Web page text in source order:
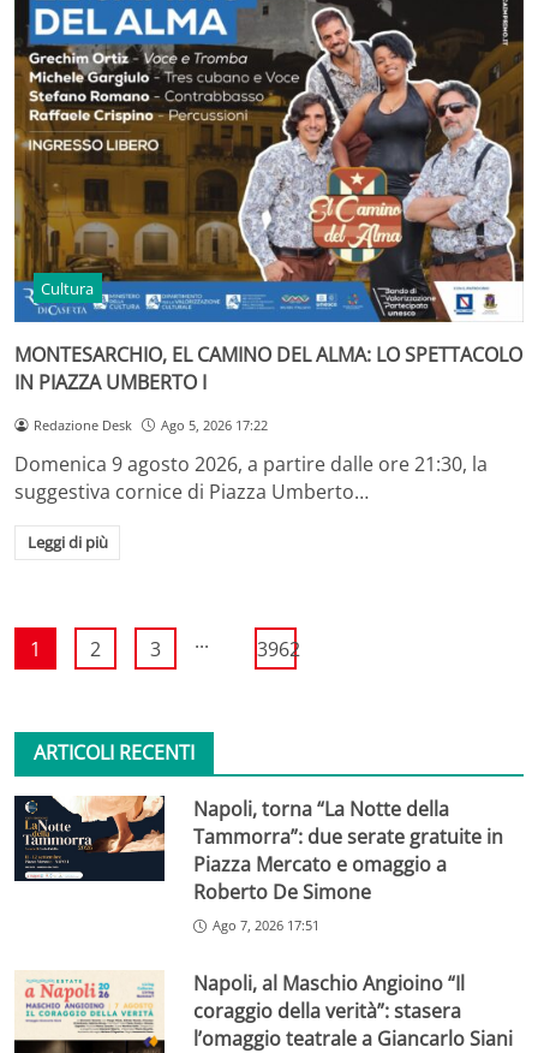
Cultura
MONTESARCHIO, EL CAMINO DEL ALMA: LO SPETTACOLO
IN PIAZZA UMBERTO I
Redazione Desk Ago 5, 2026 17:22
Domenica 9 agosto 2026, a partire dalle ore 21:30, la
suggestiva cornice di Piazza Umberto…
Leggi di più
1 2 3 ... 3962
ARTICOLI RECENTI
Napoli, torna “La Notte della
Tammorra”: due serate gratuite in
Piazza Mercato e omaggio a
Roberto De Simone
Ago 7, 2026 17:51
Napoli, al Maschio Angioino “Il
coraggio della verità”: stasera
l’omaggio teatrale a Giancarlo Siani